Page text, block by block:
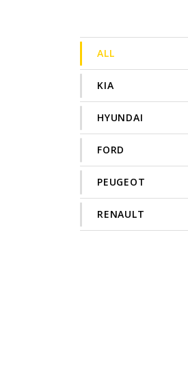
ALL
KIA
HYUNDAI
FORD
PEUGEOT
RENAULT